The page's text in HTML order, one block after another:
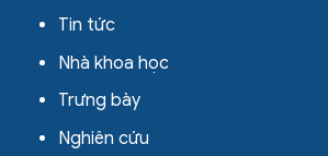
Tin tức
Nhà khoa học
Trưng bày
Nghiên cứu